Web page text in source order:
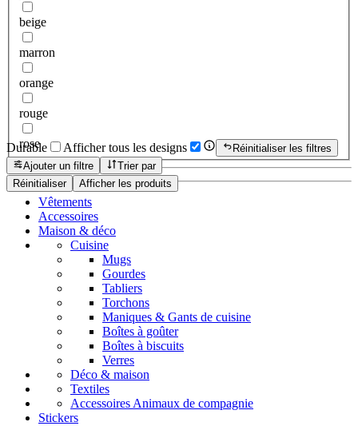
beige
marron
orange
rouge
rose
Réinitialiser Afficher les produits
Durable Afficher tous les designs
Réinitialiser les filtres
Ajouter un filtre
Trier par
Vêtements
Accessoires
Maison & déco
Cuisine
Mugs
Gourdes
Tabliers
Torchons
Maniques & Gants de cuisine
Boîtes à goûter
Boîtes à biscuits
Verres
Déco & maison
Textiles
Accessoires Animaux de compagnie
Stickers